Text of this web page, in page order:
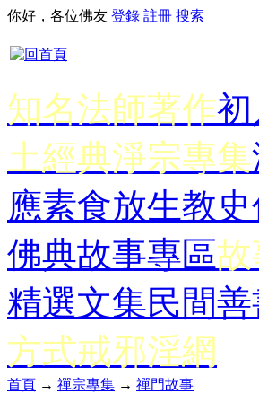
你好，各位佛友 登錄 註冊 搜索
知名法師著作初
土經典淨宗專集
應素食放生教
佛典故事專區
精選文集民間
方式戒邪淫網
首頁 → 禪宗專集 → 禪門故事